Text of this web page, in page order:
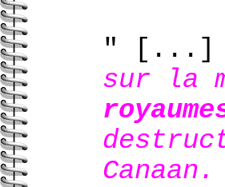
" [...]
sur la
Canaan.